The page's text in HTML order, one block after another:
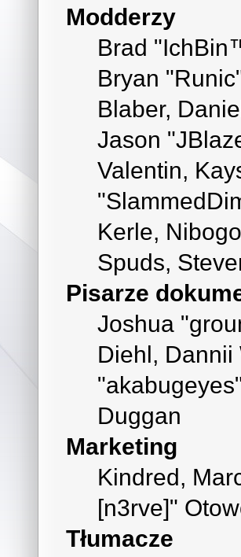
Modderzy
Brad
Bryan
Blaber,
Jason
Valentin,
Kerle,
Spuds,
Pisarze
Joshua
Diehl,
Duggan
Marketing
Kindred,
[n3rve]"
Tłumacze